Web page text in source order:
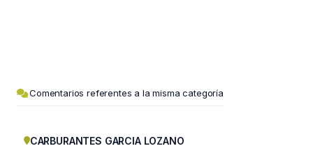
Comentarios referentes a la misma categoría
CARBURANTES GARCIA LOZANO